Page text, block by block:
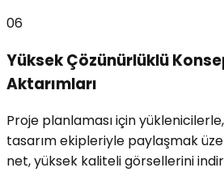
06
Yüksek Çözünürlüklü
Aktarımları
Proje planlaması için
tasarım ekipleriyle paylaşmak
net, yüksek kaliteli görsellerini